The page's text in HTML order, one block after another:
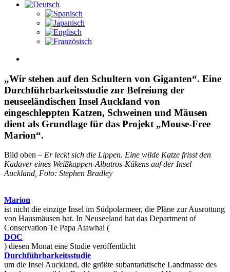
Image
„Wir stehen auf den Schultern von Giganten“. Eine
Durchführbarkeitsstudie zur Befreiung der
neuseeländischen Insel Auckland von
eingeschleppten Katzen, Schweinen und Mäusen
dient als Grundlage für das Projekt „Mouse-Free
Marion“.
Bild oben – Er leckt sich die Lippen. Eine wilde Katze frisst den
Kadaver eines Weißkappen-Albatros-Kükens auf der Insel
Auckland, Foto: Stephen Bradley
Marion
ist nicht die einzige Insel im Südpolarmeer, die Pläne zur Ausrottung
von Hausmäusen hat. In Neuseeland hat das Department of
Conservation Te Papa Atawhai (
DOC
) diesen Monat eine Studie veröffentlicht
Durchführbarkeitsstudie
um die Insel Auckland, die größte subantarktische Landmasse des